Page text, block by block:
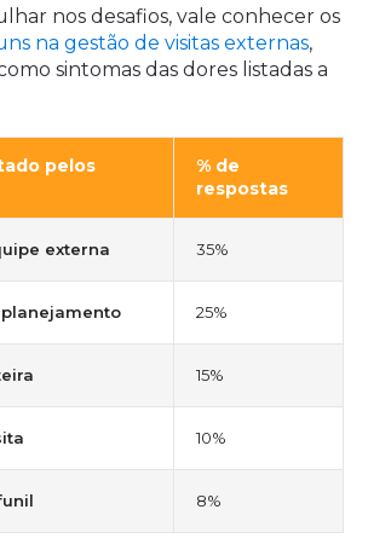
nos desafios, vale conhecer os
na gestão de visitas externas,
sintomas das dores listadas a
pelos
% de
respostas
externa 35%
25%
15%
10%
8%